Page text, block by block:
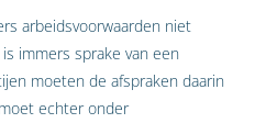
arbeidsvoorwaarden niet
immers sprake van een
moeten de afspraken daarin
echter onder